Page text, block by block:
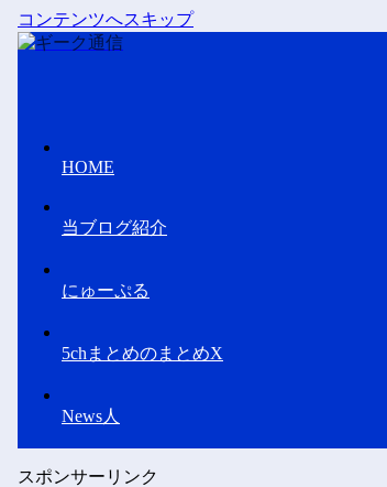
コンテンツへスキップ
HOME
当ブログ紹介
にゅーぷる
5chまとめのまとめX
News人
スポンサーリンク